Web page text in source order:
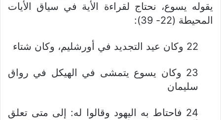
يقوله يسوع، نحتاج لقراءة الأية في سياق الأيات
المحيطة (22- 39):
22 وكان عيد التجديد في أورشليم، وكان شتاء
23 وكان يسوع يتمشى في الهيكل في رواق
سليمان
24 فاحتاط به اليهود وقالوا له: إلى متى تعلق